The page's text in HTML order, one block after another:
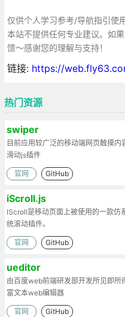
仅供个人学习参考/导航指引使
本站不提供任何专业建议。如
馈～感谢您的理解与支持！
链接: https://
热门资源
swiper
目前应用较广泛的移动端网页触摸内
滑动js插件
官网 GitHub
iScroll.js
IScroll是移动页面上被使用的一款仿
统滚动插件。
官网 GitHub
ueditor
由百度web前端研发部开发所见即所
富文本web编辑器
官网 GitHub